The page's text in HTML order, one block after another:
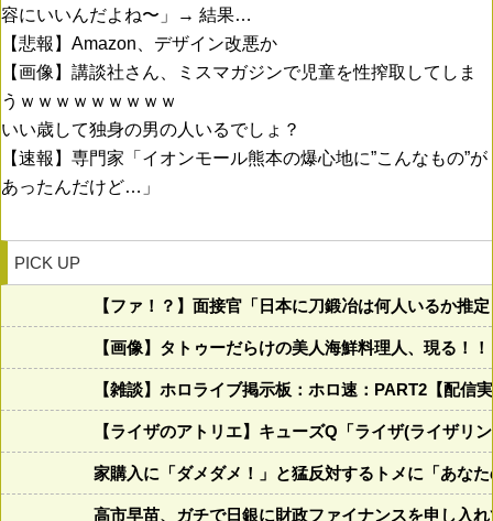
容にいいんだよね〜」→ 結果…
【悲報】Amazon、デザイン改悪か
【画像】講談社さん、ミスマガジンで児童を性搾取してしま
うｗｗｗｗｗｗｗｗｗ
いい歳して独身の男の人いるでしょ？
【速報】専門家「イオンモール熊本の爆心地に”こんなもの”が
あったんだけど…」
PICK UP
【ファ！？】面接官「日本に刀鍛冶は何人いるか
【画像】タトゥーだらけの美人海鮮料理人、現る
【雑談】ホロライブ掲示板：ホロ速：PART2【配信
【ライザのアトリエ】キューズQ「ライザ(ライザ
家購入に「ダメダメ！」と猛反対するトメに「あな
高市早苗、ガチで日銀に財政ファイナンスを申し入